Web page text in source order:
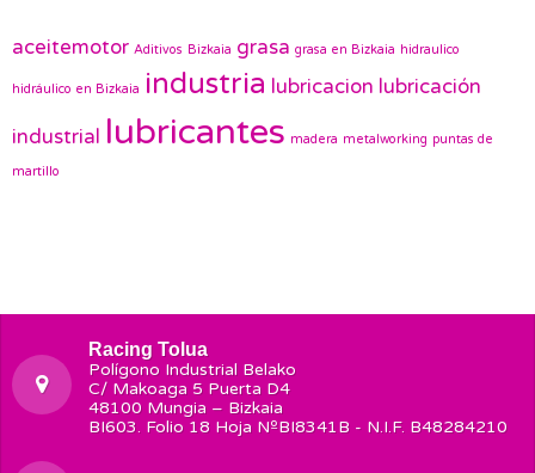
aceitemotor Aditivos Bizkaia grasa grasa en Bizkaia hidraulico
hidráulico en Bizkaia industria lubricacion lubricación
industrial lubricantes madera metalworking puntas de
martillo
Racing Tolua
Polígono Industrial Belako
C/ Makoaga 5 Puerta D4
48100 Mungia – Bizkaia
BI603. Folio 18 Hoja NºBI8341B - N.I.F. B48284210